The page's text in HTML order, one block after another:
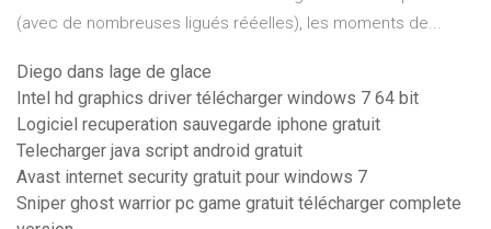
(avec de nombreuses ligués rééelles), les moments de...
Diego dans lage de glace
Intel hd graphics driver télécharger windows 7 64 bit
Logiciel recuperation sauvegarde iphone gratuit
Telecharger java script android gratuit
Avast internet security gratuit pour windows 7
Sniper ghost warrior pc game gratuit télécharger complete